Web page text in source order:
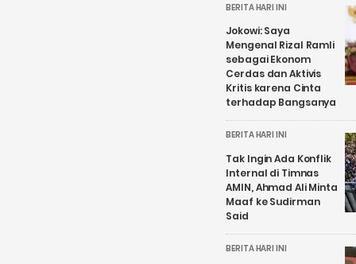
BERITA HARI INI
Jokowi: Saya
Mengenal Rizal Ramli
sebagai Ekonom
Cerdas dan Aktivis
Kritis karena Cinta
terhadap Bangsanya
BERITA HARI INI
Tak Ingin Ada Konflik
Internal di Timnas
AMIN, Ahmad Ali Minta
Maaf ke Sudirman
Said
BERITA HARI INI